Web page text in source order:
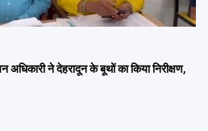
अधिकारी ने देहरादून के बूथों का किया निरीक्षण,